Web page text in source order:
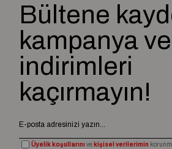
Bültene
kampanya ve
indirimleri
kaçırmayın!
Üyelik koşullarını ve kişisel verilerimin